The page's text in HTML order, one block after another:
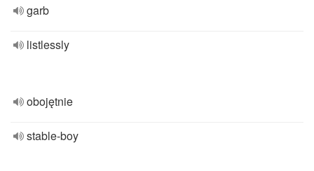
garb
listlessly
obojętnie
stable-boy